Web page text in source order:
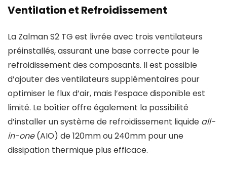
Ventilation et Refroidissement
La Zalman S2 TG est livrée avec trois ventilateurs
préinstallés, assurant une base correcte pour le
refroidissement des composants. Il est possible
d’ajouter des ventilateurs supplémentaires pour
optimiser le flux d’air, mais l’espace disponible est
limité. Le boîtier offre également la possibilité
d’installer un système de refroidissement liquide all-
in-one(AIO) de 120mm ou 240mm pour une
dissipation thermique plus efficace.